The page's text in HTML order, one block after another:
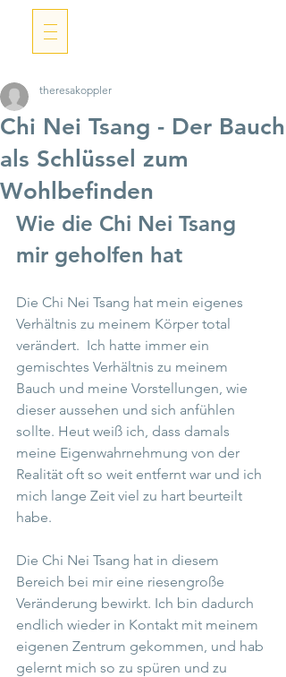
Chi Nei Tsang - Der Bauch
als Schlüssel zum
Wohlbefinden
theresakoppler
Wie die Chi Nei Tsang
mir geholfen hat
Die Chi Nei Tsang hat mein eigenes
Verhältnis zu meinem Körper total
verändert.  Ich hatte immer ein
gemischtes Verhältnis zu meinem
Bauch und meine Vorstellungen, wie
dieser aussehen und sich anfühlen
sollte. Heut weiß ich, dass damals
meine Eigenwahrnehmung von der
Realität oft so weit entfernt war und ich
mich lange Zeit viel zu hart beurteilt
habe.
Die Chi Nei Tsang hat in diesem
Bereich bei mir eine riesengroße
Veränderung bewirkt. Ich bin dadurch
endlich wieder in Kontakt mit meinem
eigenen Zentrum gekommen, und hab
gelernt mich so zu spüren und zu